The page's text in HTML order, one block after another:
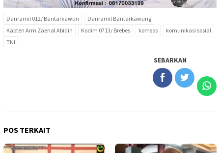
Danramil 012/ Bantarkawun
Danramil Bantarkawung
Kapten Arm Zaenal Abidin
Kodim 0713/ Brebes komsos
komunikasi sosial
TNI
SEBARKAN
POS TERKAIT